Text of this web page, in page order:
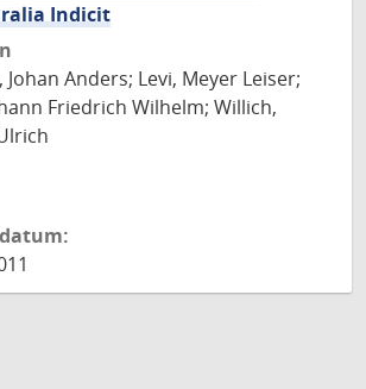
Indicit
Anders; Levi, Meyer Leiser;
Friedrich Wilhelm; Willich,